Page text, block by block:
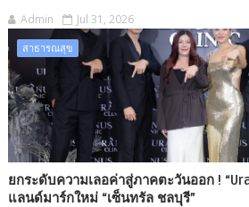
Admin Jul 31, 2026
สาธารณสุข
ยกระดับความเลอค่าสู่ภาคตะวันออก !
แลนด์มาร์กใหม่ “เซ็นทรัล ชลบุรี”